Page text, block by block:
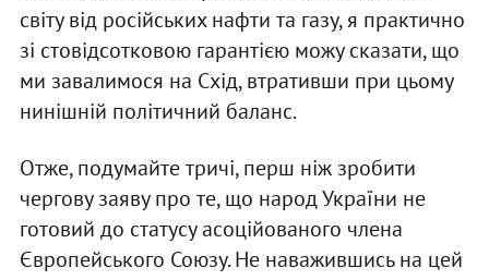
світу від російських нафти та газу, я практично
зі стовідсотковою гарантією можу сказати, що
ми завалимося на Схід, втративши при цьому
нинішній політичний баланс.
Отже, подумайте тричі, перш ніж зробити
чергову заяву про те, що народ України не
готовий до статусу асоційованого члена
Європейського Союзу. Не наважившись на цей